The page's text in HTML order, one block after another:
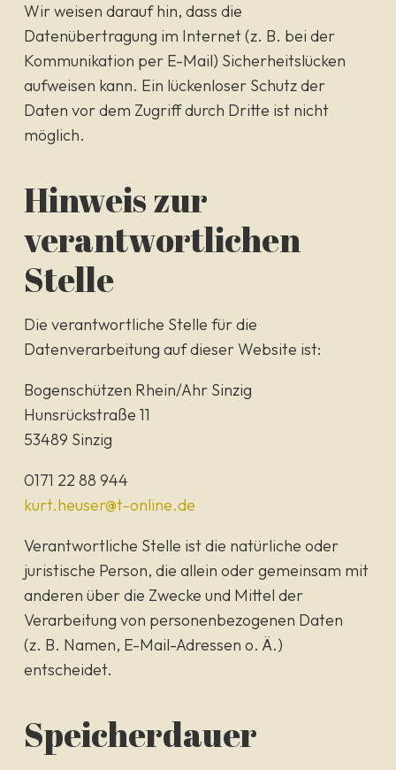
Wir weisen darauf hin, dass die
Datenübertragung im Internet (z. B. bei der
Kommunikation per E-Mail) Sicherheitslücken
aufweisen kann. Ein lückenloser Schutz der
Daten vor dem Zugriff durch Dritte ist nicht
möglich.
Hinweis zur
verantwortlichen
Stelle
Die verantwortliche Stelle für die
Datenverarbeitung auf dieser Website ist:
Bogenschützen Rhein/Ahr Sinzig
Hunsrückstraße 11
53489 Sinzig
0171 22 88 944
kurt.heuser@t-online.de
Verantwortliche Stelle ist die natürliche oder
juristische Person, die allein oder gemeinsam mit
anderen über die Zwecke und Mittel der
Verarbeitung von personenbezogenen Daten
(z. B. Namen, E-Mail-Adressen o. Ä.)
entscheidet.
Speicherdauer